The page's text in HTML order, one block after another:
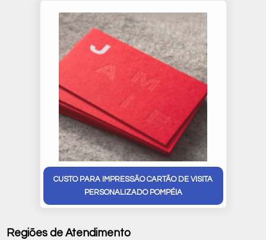
CUSTO PARA IMPRESSÃO CARTÃO DE VISITA
PERSONALIZADO POMPÉIA
Regiões de Atendimento